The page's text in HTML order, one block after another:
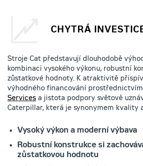
CHYTRÁ
Stroje Cat představují dlouhodobě
kombinaci vysokého výkonu, robustní
zůstatkové hodnoty. K atraktivitě
výhodného financování prostřednictvím
Services a jistota podpory světově
Caterpillar, která je synonymem kvality
Vysoký výkon a moderní výbava
Robustní konstrukce si
zůstatkovou hodnotu